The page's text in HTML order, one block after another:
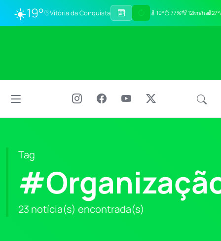
☀️19° Vitória da Conquista 19° 77% 12km/h
Tag
23 notícia(s) encontrada(s)